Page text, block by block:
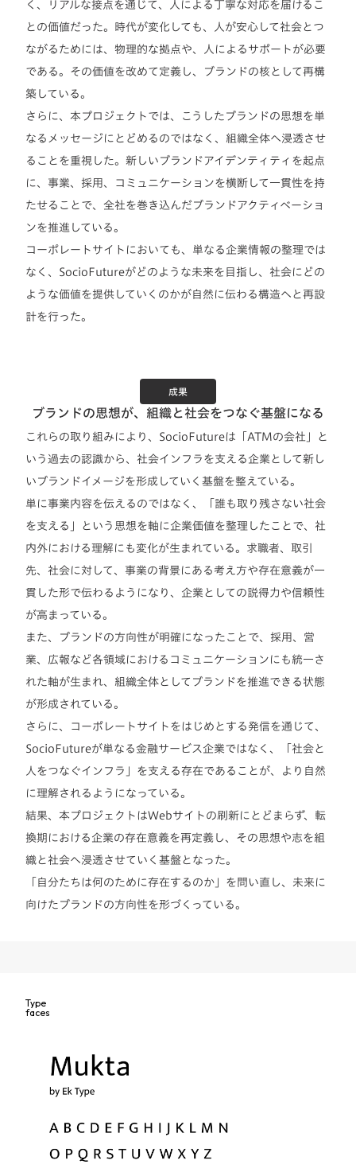
く、リアルな接点を通じて、人による丁寧な対応を届けるこ
との価値だった。時代が変化しても、人が安心して社会とつ
ながるためには、物理的な拠点や、人によるサポートが必要
である。その価値を改めて定義し、ブランドの核として再構
築している。
さらに、本プロジェクトでは、こうしたブランドの思想を単
なるメッセージにとどめるのではなく、組織全体へ浸透させ
ることを重視した。新しいブランドアイデンティティを起点
に、事業、採用、コミュニケーションを横断して一貫性を持
たせることで、全社を巻き込んだブランドアクティベーショ
ンを推進している。
コーポレートサイトにおいても、単なる企業情報の整理では
なく、SocioFutureがどのような未来を目指し、社会にどの
ような価値を提供していくのかが自然に伝わる構造へと再設
計を行った。
成果
ブランドの思想が、組織と社会をつなぐ基盤になる
これらの取り組みにより、SocioFutureは「ATMの会社」と
いう過去の認識から、社会インフラを支える企業として新し
いブランドイメージを形成していく基盤を整えている。
単に事業内容を伝えるのではなく、「誰も取り残さない社会
を支える」という思想を軸に企業価値を整理したことで、社
内外における理解にも変化が生まれている。求職者、取引
先、社会に対して、事業の背景にある考え方や存在意義が一
貫した形で伝わるようになり、企業としての説得力や信頼性
が高まっている。
また、ブランドの方向性が明確になったことで、採用、営
業、広報など各領域におけるコミュニケーションにも統一さ
れた軸が生まれ、組織全体としてブランドを推進できる状態
が形成されている。
さらに、コーポレートサイトをはじめとする発信を通じて、
SocioFutureが単なる金融サービス企業ではなく、「社会と
人をつなぐインフラ」を支える存在であることが、より自然
に理解されるようになっている。
結果、本プロジェクトはWebサイトの刷新にとどまらず、転
換期における企業の存在意義を再定義し、その思想や志を組
織と社会へ浸透させていく基盤となった。
「自分たちは何のために存在するのか」を問い直し、未来に
向けたブランドの方向性を形づくっている。
Type
faces